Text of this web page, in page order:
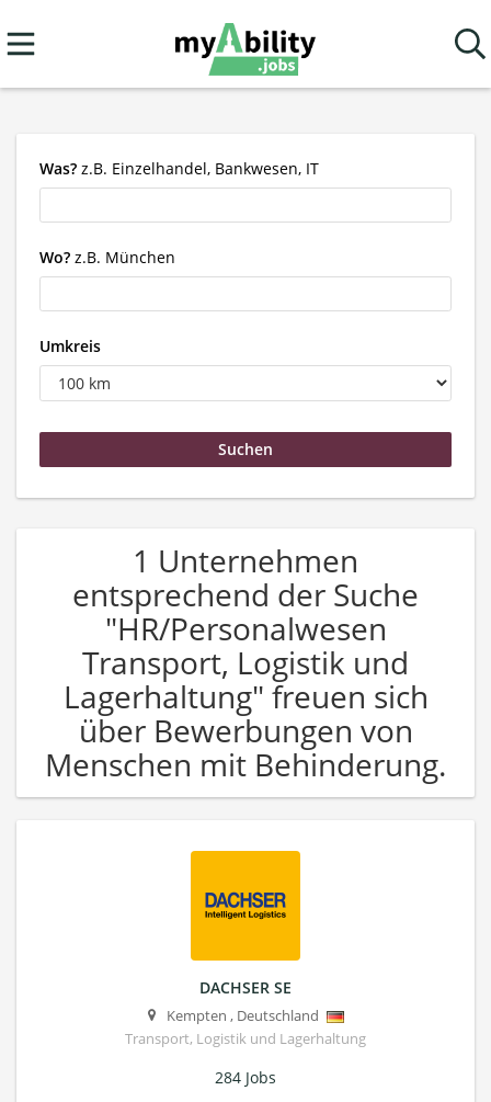
Was? z.B. Einzelhandel, Bankwesen, IT
Wo? z.B. München
Umkreis
1 Unternehmen
entsprechend der Suche
"HR/Personalwesen
Transport, Logistik und
Lagerhaltung" freuen sich
über Bewerbungen von
Menschen mit Behinderung.
DACHSER SE
Kempten , Deutschland
Transport, Logistik und Lagerhaltung
284 Jobs